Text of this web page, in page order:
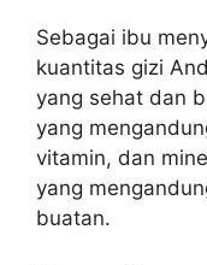
Sebagai ibu
kuantitas gizi
yang sehat dan
yang
vitamin, dan
yang
buatan.